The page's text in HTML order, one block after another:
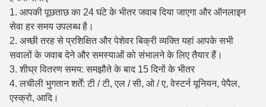
1. आपकी पूछताछ का 24 घंटे के भीतर जवाब दिया जाएगा और ऑनलाइन
सेवा हर समय उपलब्ध है।
2. अच्छी तरह से प्रशिक्षित और पेशेवर बिक्री व्यक्ति यहां आपके सभी
सवालों के जवाब देने और समस्याओं को संभालने के लिए तैयार हैं।
3. शीघ्र वितरण समय: समझौते के बाद 15 दिनों के भीतर
4. लचीली भुगतान शर्तें: टी / टी, एल / सी, ओ / ए, वेस्टर्न यूनियन, पेपैल,
एस्क्रो, आदि।